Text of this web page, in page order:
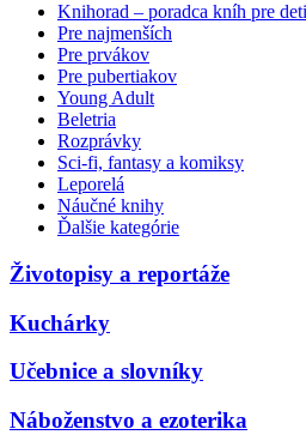
Knihorad – poradca kníh pre deti
Pre najmenších
Pre prvákov
Pre pubertiakov
Young Adult
Beletria
Rozprávky
Sci-fi, fantasy a komiksy
Leporelá
Náučné knihy
Ďalšie kategórie
Životopisy a reportáže
Kuchárky
Učebnice a slovníky
Náboženstvo a ezoterika